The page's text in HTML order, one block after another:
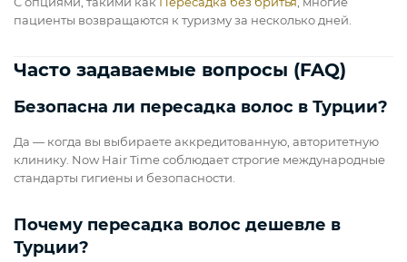
пациенты возвращаются к туризму за несколько дней.
Часто задаваемые вопросы (FAQ)
Безопасна ли пересадка волос в Турции?
Да — когда вы выбираете аккредитованную, авторитетную
клинику. Now Hair Time соблюдает строгие международные
стандарты гигиены и безопасности.
Почему пересадка волос дешевле в
Турции?